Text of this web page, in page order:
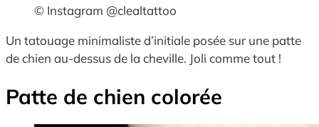
© Instagram @clealtattoo
Un tatouage minimaliste d’initiale posée sur une patte
de chien au-dessus de la cheville. Joli comme tout !
Patte de chien colorée